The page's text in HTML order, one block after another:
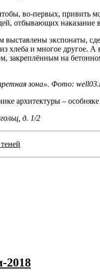
во-первых, привить
отбывающих наказание
выставлены экспонаты,
хлеба и многое другое.
закреплённым на
зона». Фото:
архитектуры –
д. 1/2
2018